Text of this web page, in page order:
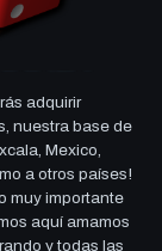
adquirir
nuestra base de
Mexico,
a otros países!
muy importante
aquí amamos
y todas las